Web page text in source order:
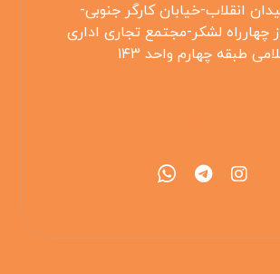
انقلاب-خیابان کارگر جنوبی-
چهارراه لشکر-مجتمع تجاری اداری
طبقه چهارم واحد ۱۴۳